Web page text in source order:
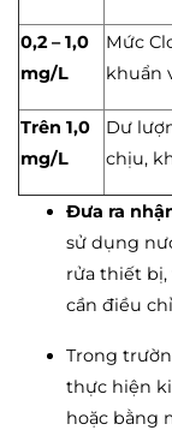
0,2 – 1,0
mg/L
Mức
khuẩn
Trên 1,0
mg/L
Dư
chịu,
Đưa ra
sử dụng
rửa thiết bị,
cần điều
Trong
thực hiện
hoặc bằng